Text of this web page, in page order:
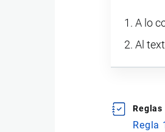
A lo
Al
Regla 1